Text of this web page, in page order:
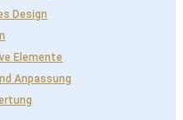
Design
Elemente
Anpassung